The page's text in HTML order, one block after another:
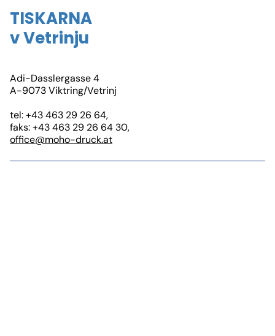
TISKARNA
v Vetrinju
Adi-Dasslergasse 4
A-9073 Viktring/Vetrinj
tel: +43 463 29 26 64,
faks: +43 463 29 26 64 30,
office@moho-druck.at